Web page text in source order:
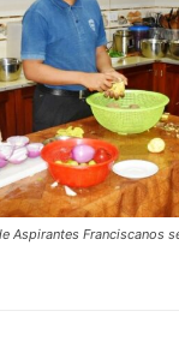
Aspirantes Franciscanos